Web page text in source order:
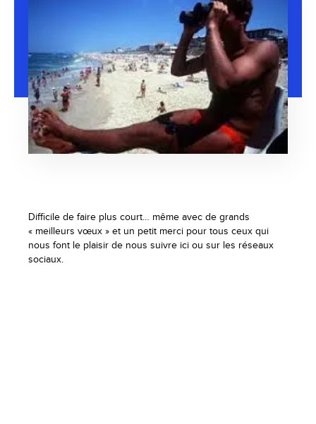
Difficile de faire plus court… même avec de grands
« meilleurs vœux » et un petit merci pour tous ceux qui
nous font le plaisir de nous suivre ici ou sur les réseaux
sociaux.